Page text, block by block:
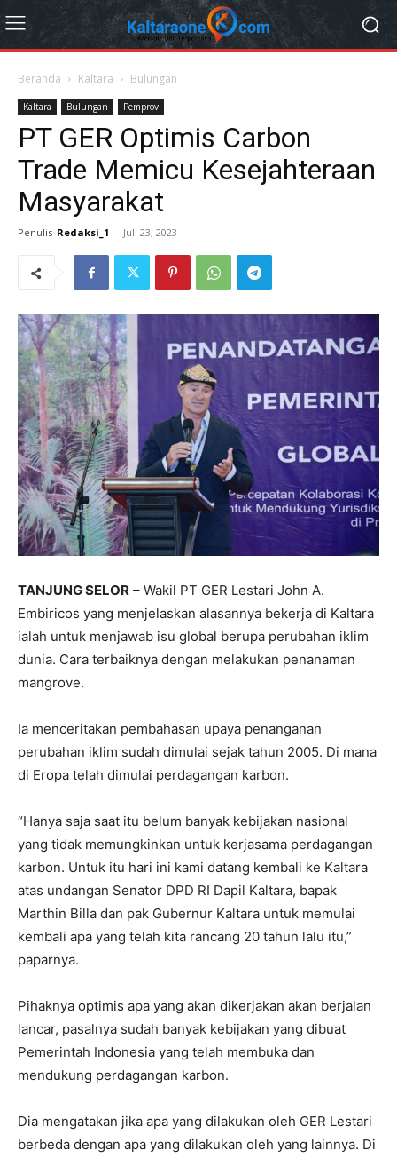
Beranda Kaltara Bulungan
Kaltara Bulungan Pemprov
PT GER Optimis Carbon
Trade Memicu Kesejahteraan
Masyarakat
Penulis Redaksi_1 - Juli 23, 2023
TANJUNG SELOR – Wakil PT GER Lestari John A.
Embiricos yang menjelaskan alasannya bekerja di Kaltara
ialah untuk menjawab isu global berupa perubahan iklim
dunia. Cara terbaiknya dengan melakukan penanaman
mangrove.
Ia menceritakan pembahasan upaya penanganan
perubahan iklim sudah dimulai sejak tahun 2005. Di mana
di Eropa telah dimulai perdagangan karbon.
“Hanya saja saat itu belum banyak kebijakan nasional
yang tidak memungkinkan untuk kerjasama perdagangan
karbon. Untuk itu hari ini kami datang kembali ke Kaltara
atas undangan Senator DPD RI Dapil Kaltara, bapak
Marthin Billa dan pak Gubernur Kaltara untuk memulai
kembali apa yang telah kita rancang 20 tahun lalu itu,”
paparnya.
Pihaknya optimis apa yang akan dikerjakan akan berjalan
lancar, pasalnya sudah banyak kebijakan yang dibuat
Pemerintah Indonesia yang telah membuka dan
mendukung perdagangan karbon.
Dia mengatakan jika apa yang dilakukan oleh GER Lestari
berbeda dengan apa yang dilakukan oleh yang lainnya. Di